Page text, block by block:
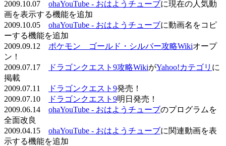
2009.10.07 ohaYouTube - おはようチューブに現在の人気動
画を表示する機能を追加
2009.10.05 ohaYouTube - おはようチューブに動画名をコピ
ーする機能を追加
2009.09.12 ポケモン ゴールド・シルバー攻略Wikiオープ
ン！
2009.07.17
ドラゴンクエスト9攻略WikiがYahoo!カテゴリ に
掲載
2009.07.11
ドラゴンクエスト9発売！
2009.07.10
ドラゴンクエスト9明日発売！
2009.06.14 ohaYouTube - おはようチューブのプログラムを
全面改良
2009.04.15 ohaYouTube - おはようチューブに関連動画を表
示する機能を追加